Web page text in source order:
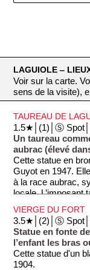
LAGUIOLE ‒
Voir sur la carte.
sens de la visite),
TAUREAU DE
1.5★│(1)│Ⓢ Spot│
Un taureau
aubrac (élevé
Cette statue en
Guyot en 1947.
à la race aubrac,
locale. L’imposant
mètre de haut! La
taureau porterait
taureau n'est pas
VIERGE DU FORT
3.5★│(2)│Ⓢ Spot│
Statue en fonte
l’enfant les bras
Cette statue d'un
1904.